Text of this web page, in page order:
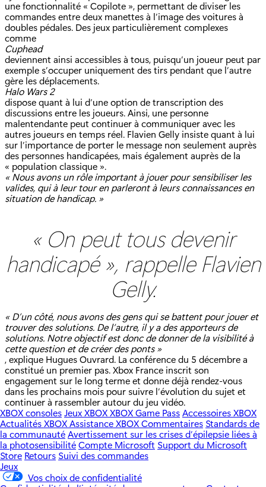
une fonctionnalité « Copilote », permettant de diviser les
commandes entre deux manettes à l’image des voitures à
doubles pédales. Des jeux particulièrement complexes
comme
Cuphead
deviennent ainsi accessibles à tous, puisqu’un joueur peut par
exemple s’occuper uniquement des tirs pendant que l’autre
gère les déplacements.
Halo Wars 2
dispose quant à lui d’une option de transcription des
discussions entre les joueurs. Ainsi, une personne
malentendante peut continuer à communiquer avec les
autres joueurs en temps réel. Flavien Gelly insiste quant à lui
sur l’importance de porter le message non seulement auprès
des personnes handicapées, mais également auprès de la
« population classique ».
« Nous avons un rôle important à jouer pour sensibiliser les
valides, qui à leur tour en parleront à leurs connaissances en
situation de handicap. »
« On peut tous devenir
handicapé », rappelle Flavien
Gelly.
« D’un côté, nous avons des gens qui se battent pour jouer et
trouver des solutions. De l’autre, il y a des apporteurs de
solutions. Notre objectif est donc de donner de la visibilité à
cette question et de créer des ponts »
, explique Hugues Ouvrard. La conférence du 5 décembre a
constitué un premier pas. Xbox France inscrit son
engagement sur le long terme et donne déjà rendez-vous
dans les prochains mois pour suivre l’évolution du sujet et
continuer à rassembler autour du jeu vidéo.
XBOX consolesJeux XBOXXBOX Game PassAccessoires XBOX
Actualités XBOXAssistance XBOXCommentaires Standards de
la communautéAvertissement sur les crises d’épilepsie liées à
la photosensibilitéCompte Microsoft Support du Microsoft
Store Retours Suivi des commandes
Jeux
Vos choix de confidentialité